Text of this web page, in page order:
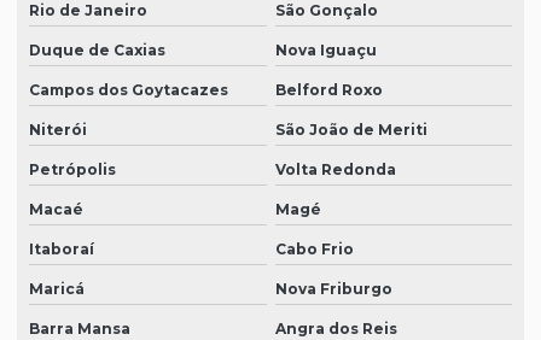
Rio de Janeiro São Gonçalo
Duque de Caxias Nova Iguaçu
Campos dos Goytacazes Belford Roxo
Niterói São João de Meriti
Petrópolis Volta Redonda
Macaé Magé
Itaboraí Cabo Frio
Maricá Nova Friburgo
Barra Mansa Angra dos Reis